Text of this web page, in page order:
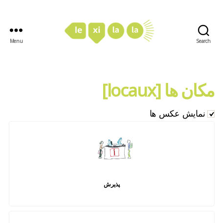
Search
Menu
مکان ها [locaux]
نمایش عکس ها
پذیرش